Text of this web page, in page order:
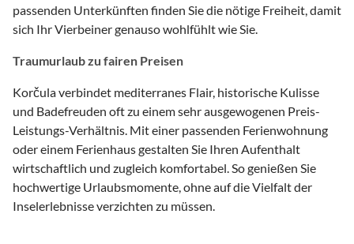
passenden Unterkünften finden Sie die nötige Freiheit, damit
sich Ihr Vierbeiner genauso wohlfühlt wie Sie.
Traumurlaub zu fairen Preisen
Korčula verbindet mediterranes Flair, historische Kulisse
und Badefreuden oft zu einem sehr ausgewogenen Preis-
Leistungs-Verhältnis. Mit einer passenden Ferienwohnung
oder einem Ferienhaus gestalten Sie Ihren Aufenthalt
wirtschaftlich und zugleich komfortabel. So genießen Sie
hochwertige Urlaubsmomente, ohne auf die Vielfalt der
Inselerlebnisse verzichten zu müssen.